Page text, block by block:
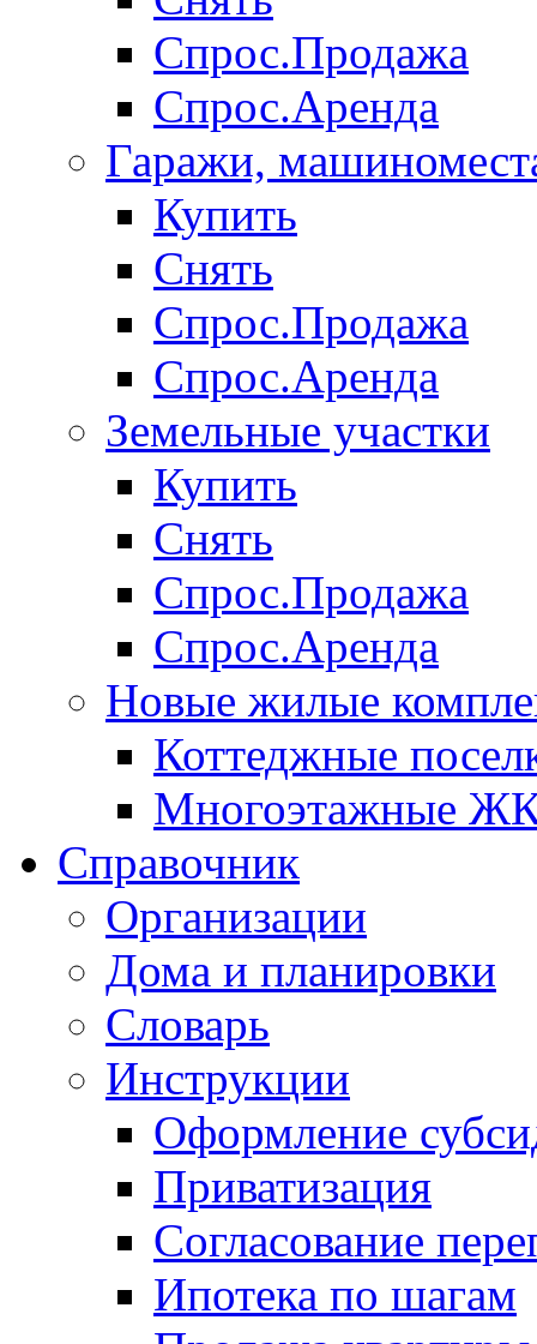
Спрос.Продажа
Спрос.Аренда
Гаражи,
Купить
Снять
Спрос.Продажа
Спрос.Аренда
Земельные участки
Купить
Снять
Спрос.Продажа
Спрос.Аренда
Новые жилые
Коттеджные
Многоэтажные
Справочник
Организации
Дома и планировки
Словарь
Инструкции
Оформление
Приватизация
Согласование
Ипотека по шагам